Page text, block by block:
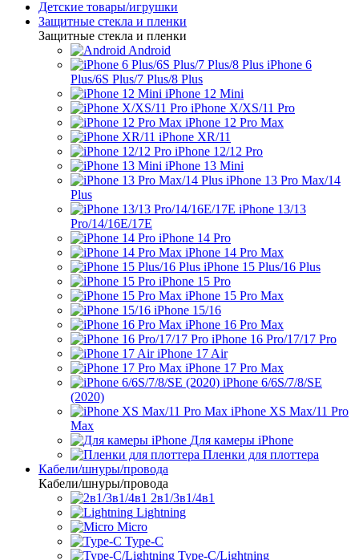
Детские товары/игрушки
Защитные стекла и пленки
Защитные стекла и пленки
Android
iPhone 6
Plus/6S Plus/7 Plus/8 Plus
iPhone 12 Mini
iPhone X/XS/11 Pro
iPhone 12 Pro Max
iPhone XR/11
iPhone 12/12 Pro
iPhone 13 Mini
iPhone 13 Pro Max/14
Plus
iPhone 13/13
Pro/14/16E/17E
iPhone 14 Pro
iPhone 14 Pro Max
iPhone 15 Plus/16 Plus
iPhone 15 Pro
iPhone 15 Pro Max
iPhone 15/16
iPhone 16 Pro Max
iPhone 16 Pro/17/17 Pro
iPhone 17 Air
iPhone 17 Pro Max
iPhone 6/6S/7/8/SE
(2020)
iPhone XS Max/11 Pro
Max
Для камеры iPhone
Пленки для плоттера
Кабели/шнуры/провода
Кабели/шнуры/провода
2в1/3в1/4в1
Lightning
Micro
Type-C
Type-C/Lightning